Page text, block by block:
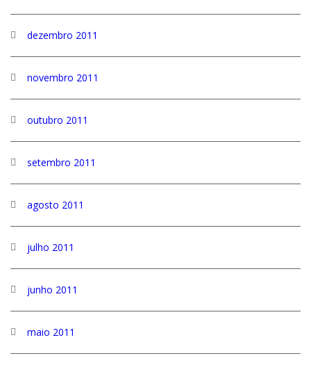
dezembro 2011
novembro 2011
outubro 2011
setembro 2011
agosto 2011
julho 2011
junho 2011
maio 2011